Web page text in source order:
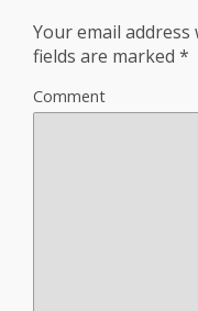
Your email
fields are marked *
Comment